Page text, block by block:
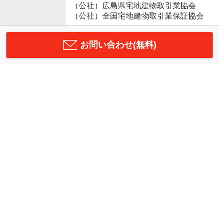
（公社）広島県宅地建物取引業協会
（公社）全国宅地建物取引業保証協会
お問い合わせ(無料)